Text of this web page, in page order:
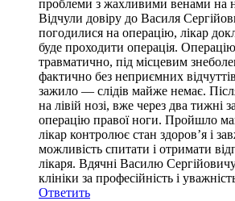
проблеми з жахливими венами на
Відчули довіру до Василя
погодилися на операцію, лікар
буде проходити операція.
травматично, під місцевим
фактично без неприємних
зажило — слідів майже немає.
на лівій нозі, вже через два тижні
операцію правої ноги. Пройшло
лікар контролює стан здоров’я і
можливість спитати і отримати
лікаря. Вдячні Василю
клініки за професійність і
Ответить